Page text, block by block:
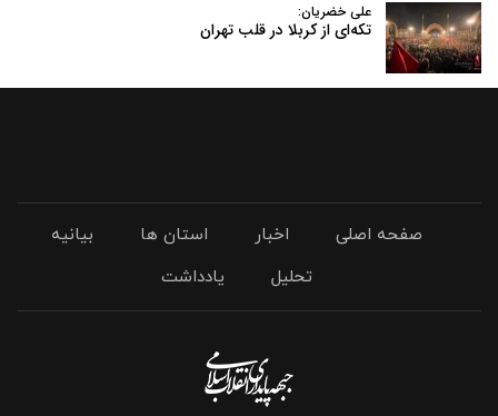
علی خضریان:
تکه‌ای از کربلا در قلب تهران
صفحه اصلی اخبار استان ها
بیانیه
تحلیل
یادداشت